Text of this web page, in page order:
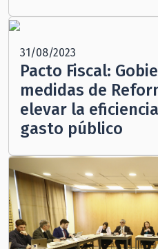
31/08/2023
Pacto Fiscal:
medidas de
elevar la
gasto público